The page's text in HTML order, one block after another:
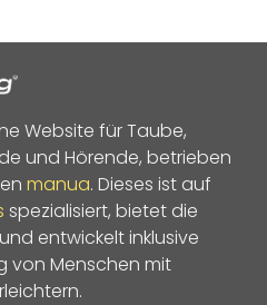
Website für Taube,
und Hörende, betrieben
manua. Dieses ist auf
spezialisiert, bietet die
entwickelt inklusive
von Menschen mit